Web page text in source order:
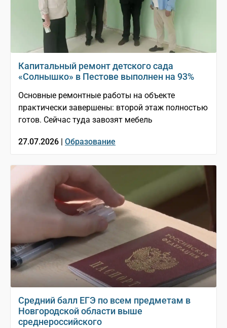
Капитальный ремонт детского сада
«Солнышко» в Пестове выполнен на 93%
Основные ремонтные работы на объекте
практически завершены: второй этаж полностью
готов. Сейчас туда завозят мебель
27.07.2026 | Образование
Средний балл ЕГЭ по всем предметам в
Новгородской области выше
среднероссийского